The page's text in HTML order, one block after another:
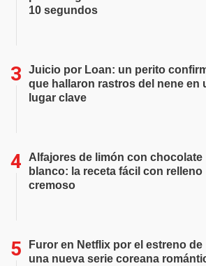
10 segundos
Juicio por Loan: un perito
que hallaron rastros del nene en
lugar clave
Alfajores de limón con chocolate
blanco: la receta fácil con relleno
cremoso
Furor en Netflix por el estreno de
una nueva serie coreana